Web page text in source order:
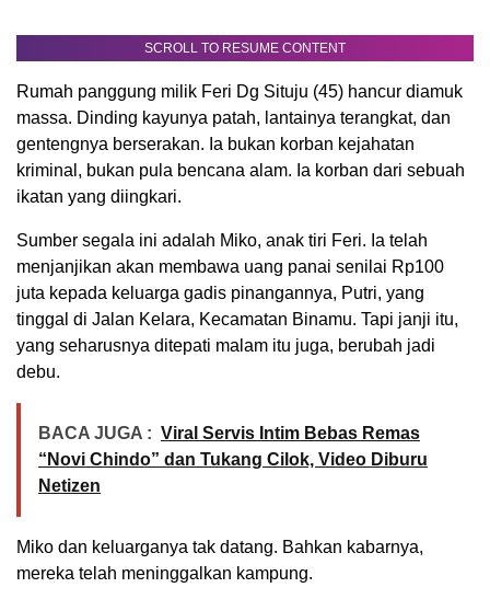
SCROLL TO RESUME CONTENT
Rumah panggung milik Feri Dg Situju (45) hancur diamuk
massa. Dinding kayunya patah, lantainya terangkat, dan
gentengnya berserakan. Ia bukan korban kejahatan
kriminal, bukan pula bencana alam. Ia korban dari sebuah
ikatan yang diingkari.
Sumber segala ini adalah Miko, anak tiri Feri. Ia telah
menjanjikan akan membawa uang panai senilai Rp100
juta kepada keluarga gadis pinangannya, Putri, yang
tinggal di Jalan Kelara, Kecamatan Binamu. Tapi janji itu,
yang seharusnya ditepati malam itu juga, berubah jadi
debu.
BACA JUGA : Viral Servis Intim Bebas Remas
“Novi Chindo” dan Tukang Cilok, Video Diburu
Netizen
Miko dan keluarganya tak datang. Bahkan kabarnya,
mereka telah meninggalkan kampung.